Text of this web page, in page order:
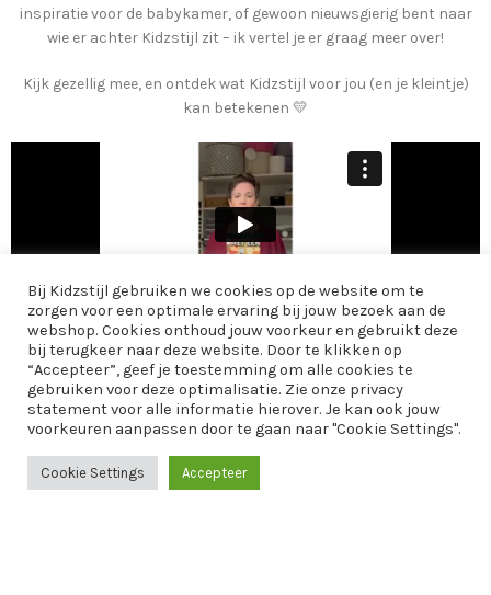
inspiratie voor de babykamer, of gewoon nieuwsgierig bent naar
wie er achter Kidzstijl zit – ik vertel je er graag meer over!
Kijk gezellig mee, en ontdek wat Kidzstijl voor jou (en je kleintje)
kan betekenen 💛
AANBOD
INFORMATIE
EXTRA
Bij Kidzstijl gebruiken we cookies op de website om te
zorgen voor een optimale ervaring bij jouw bezoek aan de
webshop. Cookies onthoud jouw voorkeur en gebruikt deze
bij terugkeer naar deze website. Door te klikken op
“Accepteer”, geef je toestemming om alle cookies te
gebruiken voor deze optimalisatie. Zie onze privacy
statement voor alle informatie hierover. Je kan ook jouw
voorkeuren aanpassen door te gaan naar "Cookie Settings".
Cookie Settings Accepteer